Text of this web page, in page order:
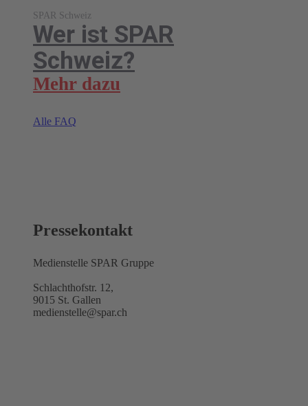
SPAR Schweiz
Wer ist SPAR
Schweiz?
Mehr dazu
Alle FAQ
Pressekontakt
Medienstelle SPAR Gruppe
Schlachthofstr. 12,
9015 St. Gallen
medienstelle@spar.ch